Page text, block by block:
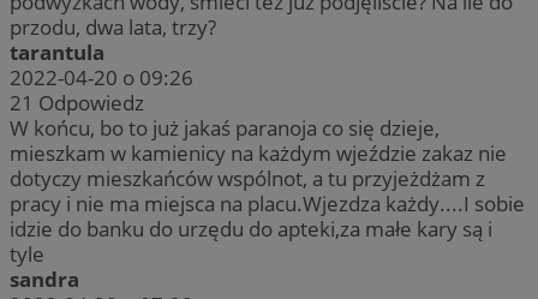
przodu, dwa lata, trzy?
tarantula
2022-04-20 o 09:26
21 Odpowiedz
W końcu, bo to już jakaś paranoja co się dzieje,
mieszkam w kamienicy na każdym wjeździe zakaz nie
dotyczy mieszkańców wspólnot, a tu przyjeżdżam z
pracy i nie ma miejsca na placu.Wjezdza każdy....I sobie
idzie do banku do urzędu do apteki,za małe kary są i
tyle
sandra